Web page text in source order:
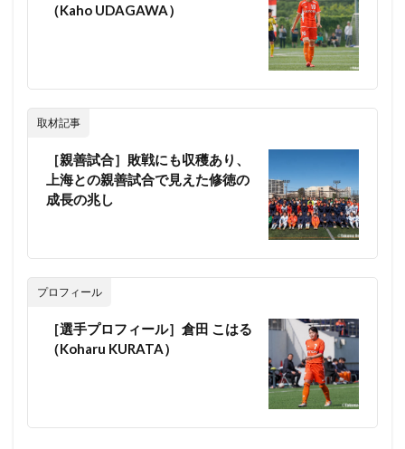
（Kaho UDAGAWA）
取材記事
［親善試合］敗戦にも収穫あり、
上海との親善試合で見えた修徳の
成長の兆し
プロフィール
［選手プロフィール］倉田 こはる
（Koharu KURATA）